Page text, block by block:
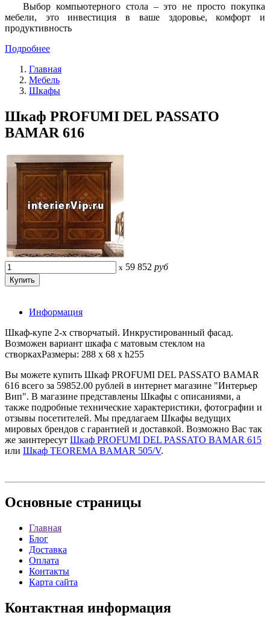
Выбор компьютерного стола – это не просто покупка
мебели, это инвестиция в ваше здоровье, комфорт и
продуктивность
Подробнее
Главная
Мебель
Шкафы
Шкаф PROFUMI DEL PASSATO
BAMAR 616
x 59 852 руб
Информация
Шкаф-купе 2-х створчатый. Инкрустированный фасад.
Возможен вариант шкафа с матовым стеклом на
створкахРазмеры: 288 x 68 x h255
Вы можете купить Шкаф PROFUMI DEL PASSATO BAMAR
616 всего за 59852.00 рублей в интернет магазине "Интерьер
Вип". В магазине представлены Шкафы с описаниями, а
также подробные технические характеристики, фотографии и
отзывы посетителей. Мы предлагаем Шкафы ведущих
мировых брендов с гарантией и доставкой. Возможно Вас так
же заинтересут Шкаф PROFUMI DEL PASSATO BAMAR 615
или Шкаф TEOREMA BAMAR 505/V.
Основные страницы
Главная
Блог
Доставка
Оплата
Контакты
Карта сайта
Контактная информация